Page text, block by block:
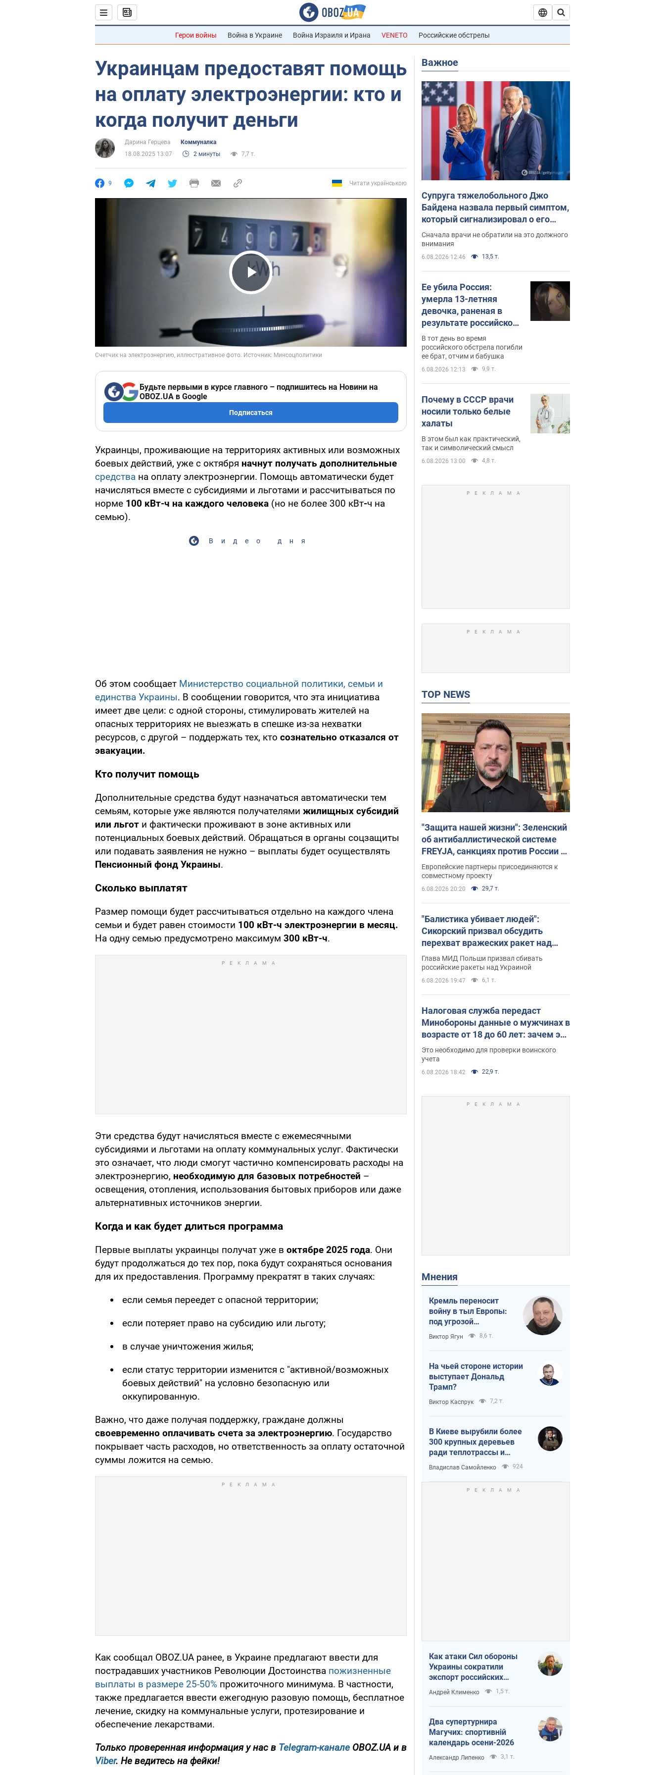
Герои войны Война в Украине Война Израиля и Ирана VENETO Российские обстрелы
Украинцам предоставят помощь
на оплату электроэнергии: кто и
когда получит деньги
Дарина Герцева
Коммуналка
18.08.2025 13:07
2 минуты 7,7 т.
9 Читати українською
Play Video
Будьте первыми в курсе главного – подпишитесь на Новини на
OBOZ.UA в Google
Подписаться
Украинцы, проживающие на территориях активных или возможных
боевых действий, уже с октября начнут получать дополнительные
средства на оплату электроэнергии. Помощь автоматически будет
начисляться вместе с субсидиями и льготами и рассчитываться по
норме 100 кВт-ч на каждого человека (но не более 300 кВт-ч на
семью).
Видео дня
Об этом сообщает Министерство социальной политики, семьи и
единства Украины. В сообщении говорится, что эта инициатива
имеет две цели: с одной стороны, стимулировать жителей на
опасных территориях не выезжать в спешке из-за нехватки
ресурсов, с другой – поддержать тех, кто сознательно отказался от
эвакуации.
Кто получит помощь
Дополнительные средства будут назначаться автоматически тем
семьям, которые уже являются получателями жилищных субсидий
или льгот и фактически проживают в зоне активных или
потенциальных боевых действий. Обращаться в органы соцзащиты
или подавать заявления не нужно – выплаты будет осуществлять
Пенсионный фонд Украины.
Сколько выплатят
Размер помощи будет рассчитываться отдельно на каждого члена
семьи и будет равен стоимости 100 кВт-ч электроэнергии в месяц.
На одну семью предусмотрено максимум 300 кВт-ч.
Эти средства будут начисляться вместе с ежемесячными
субсидиями и льготами на оплату коммунальных услуг. Фактически
это означает, что люди смогут частично компенсировать расходы на
электроэнергию, необходимую для базовых потребностей –
освещения, отопления, использования бытовых приборов или даже
альтернативных источников энергии.
Когда и как будет длиться программа
Первые выплаты украинцы получат уже в октябре 2025 года. Они
будут продолжаться до тех пор, пока будут сохраняться основания
для их предоставления. Программу прекратят в таких случаях:
если семья переедет с опасной территории;
если потеряет право на субсидию или льготу;
в случае уничтожения жилья;
если статус территории изменится с "активной/возможных
боевых действий" на условно безопасную или
оккупированную.
Важно, что даже получая поддержку, граждане должны
своевременно оплачивать счета за электроэнергию. Государство
покрывает часть расходов, но ответственность за оплату остаточной
суммы ложится на семью.
Как сообщал OBOZ.UA ранее, в Украине предлагают ввести для
пострадавших участников Революции Достоинства пожизненные
выплаты в размере 25-50% прожиточного минимума. В частности,
также предлагается ввести ежегодную разовую помощь, бесплатное
лечение, скидку на коммунальные услуги, протезирование и
обеспечение лекарствами.
Только проверенная информация у нас в Telegram-канале OBOZ.UA и в
Viber. Не ведитесь на фейки!
Важное
Супруга тяжелобольного Джо
Байдена назвала первый симптом,
который сигнализировал о его
"агрессивном" раке
Сначала врачи не обратили на это должного
внимания
6.08.2026 12:46 13,5 т.
Ее убила Россия:
умерла 13-летняя
девочка, раненая в
результате российской
атаки на Сумскую
область. Фото
В тот день во время
российского обстрела погибли
ее брат, отчим и бабушка
6.08.2026 12:13 9,9 т.
Почему в СССР врачи
носили только белые
халаты
В этом был как практический,
так и символический смысл
6.08.2026 13:00 4,8 т.
TOP NEWS
"Защита нашей жизни": Зеленский
об антибаллистической системе
FREYJA, санкциях против России и
поддержке аграриев. Видео
Европейские партнеры присоединяются к
совместному проекту
6.08.2026 20:20 29,7 т.
"Балистика убивает людей":
Сикорский призвал обсудить
перехват вражеских ракет над
Украиной
Глава МИД Польши призвал сбивать
российские ракеты над Украиной
6.08.2026 19:47 6,1 т.
Налоговая служба передаст
Минобороны данные о мужчинах в
возрасте от 18 до 60 лет: зачем это
нужно
Это необходимо для проверки воинского
учета
6.08.2026 18:42 22,9 т.
Мнения
Кремль переносит
войну в тыл Европы:
под угрозой
критическая
логистика
Виктор Ягун 8,6 т.
На чьей стороне истории
выступает Дональд
Трамп?
Виктор Каспрук 7,2 т.
В Киеве вырубили более
300 крупных деревьев
ради теплотрассы и
вопреки Генплану
Владислав Самойленко 924
Как атаки Сил обороны
Украины сократили
экспорт российских
нефтепродуктов
Андрей Клименко 1,5 т.
Два супертурнира
Магучих: спортивній
календарь осени-2026
Александр Липенко 3,1 т.